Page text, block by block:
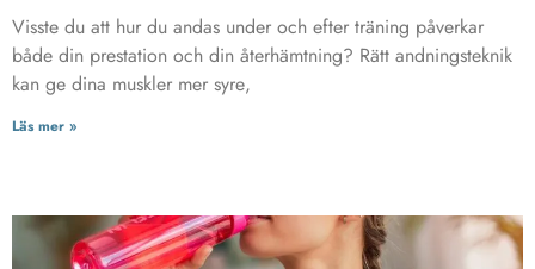
Visste du att hur du andas under och efter träning påverkar
både din prestation och din återhämtning? Rätt andningsteknik
kan ge dina muskler mer syre,
Läs mer »